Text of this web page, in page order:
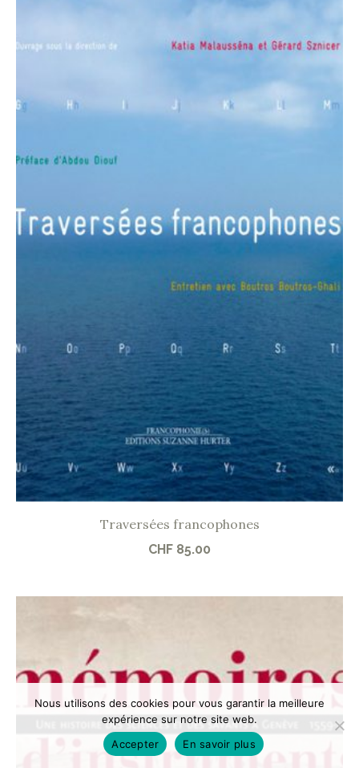
Traversées francophones
CHF 85.00
Nous utilisons des cookies pour vous garantir la meilleure
expérience sur notre site web.
Accepter
En savoir plus